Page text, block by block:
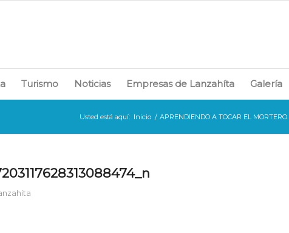
Turismo Noticias Empresas de Lanzahíta Galería
Usted está aquí: Inicio / APRENDIENDO A TOCAR EL MORTERO.